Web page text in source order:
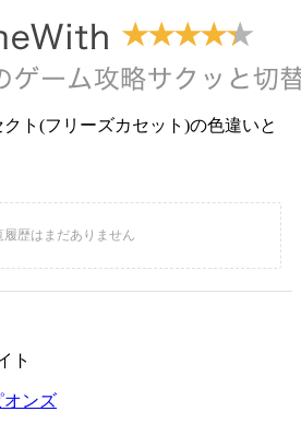
クト(フリーズカセット)の色違いと
ト
オンズ